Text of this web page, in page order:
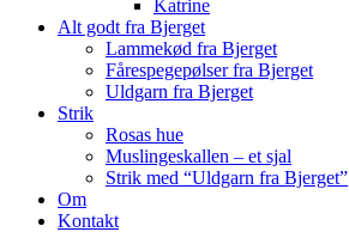
Katrine
Alt godt fra Bjerget
Lammekød fra Bjerget
Fårespegepølser fra Bjerget
Uldgarn fra Bjerget
Strik
Rosas hue
Muslingeskallen – et sjal
Strik med “Uldgarn fra Bjerget”
Om
Kontakt